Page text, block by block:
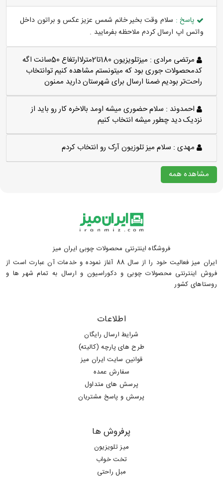
پاسخ : سلام وقت بخیر خانم شمس عزیز عکس و براتون داخل
واتس اپ ارسال کردم ملاحظه بفرمایید .
مرتضی مرادی :
میزتلویزیون 180تا2مترلاارتغاع 50سانت اگه
کدمحصولات جوری بود که میتونستم مشاهده کنیم توانتخاب
راحت‌تر بودیم ضمنا ارسال برای شهرستان دارید ممنون
احمدوند : سلام حضوری میشه اومد بالاخره کار رو باید از
نزدیک دید چطور میشه انتخاب کنیم
مهدی : سلام میز تلوزیون آرک رو انتخاب کردم
مشاهده همه
فروشگاه اینترنتی محصولات چوبی ایران میز
ایران میز فعالیت خود را از سال 88 آغاز نموده و خدمات آن عبارت است از
فروش اینترنتی محصولات چوبی و دکوراسیون و ارسال به تمام شهر ها و
روستاهای کشور
اطلاعات
شرایط ارسال رایگان
طرح های پارچه (کالیته)
قوانین سایت ایران میز
سفارش عمده
پرسش های متداول
پرسش و پاسخ مشتریان
پرفروش ها
میز تلویزیون
تخت خواب
مبل راحتی